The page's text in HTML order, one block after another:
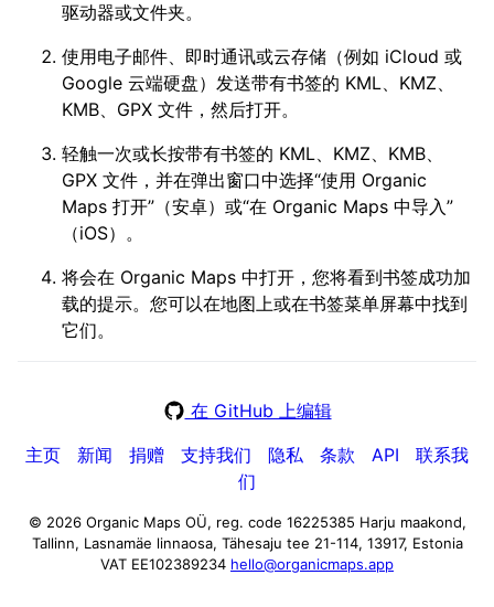
驱动器或文件夹。
使用电子邮件、即时通讯或云存储（例如 iCloud 或
Google 云端硬盘）发送带有书签的 KML、KMZ、
KMB、GPX 文件，然后打开。
轻触一次或长按带有书签的 KML、KMZ、KMB、
GPX 文件，并在弹出窗口中选择“使用 Organic
Maps 打开”（安卓）或“在 Organic Maps 中导入”
（iOS）。
将会在 Organic Maps 中打开，您将看到书签成功加
载的提示。您可以在地图上或在书签菜单屏幕中找到
它们。
在 GitHub 上编辑
主页
新闻 捐赠 支持我们 隐私 条款 API
联系我
们
© 2026 Organic Maps OÜ, reg. code 16225385 Harju maakond,
Tallinn, Lasnamäe linnaosa, Tähesaju tee 21-114, 13917, Estonia
VAT EE102389234 hello@organicmaps.app